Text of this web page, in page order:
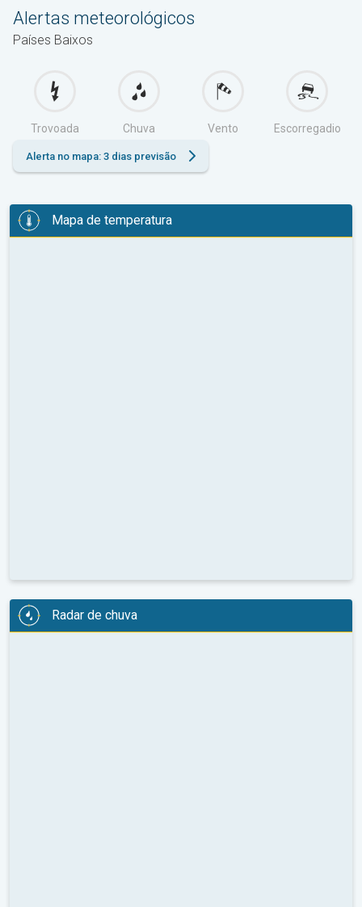
Alertas meteorológicos
Países Baixos
Trovoada Chuva Vento Escorregadio
Alerta no mapa: 3 dias previsão
Mapa de temperatura
Radar de chuva